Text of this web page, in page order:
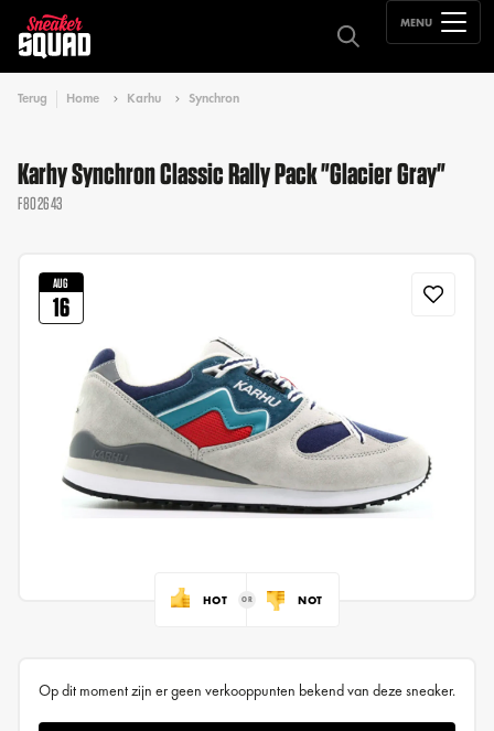
MENU
Terug Home Karhu Synchron
Karhy Synchron Classic Rally Pack "Glacier Gray"
F802643
AUG
16
HOT NOT
Op dit moment zijn er geen verkooppunten bekend van deze sneaker.